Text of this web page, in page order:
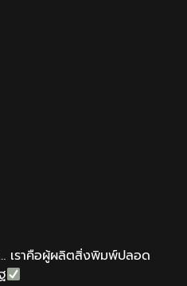
เราคือผู้ผลิตสิ่งพิมพ์ปลอด